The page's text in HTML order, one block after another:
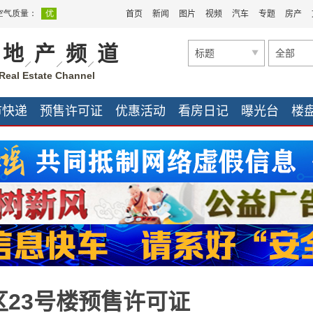
首页 新闻 图片 视频 汽车 专题 房产
地 产 频 道
Estate Channel
标题 全部
递 预售许可证 优惠活动 看房日记 曝光台
楼
家装公司
家装快讯 家装快讯 团购促销
号楼预售许可证